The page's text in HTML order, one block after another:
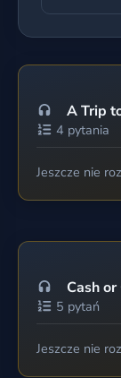
A Trip
4 pytania
Jeszcze nie
Cash or
5 pytań
Jeszcze nie